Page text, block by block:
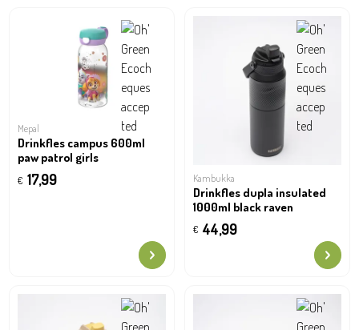
Mepal
Drinkfles campus 600ml
paw patrol girls
€ 17,99 Kambukka
Drinkfles dupla insulated
1000ml black raven
€ 44,99